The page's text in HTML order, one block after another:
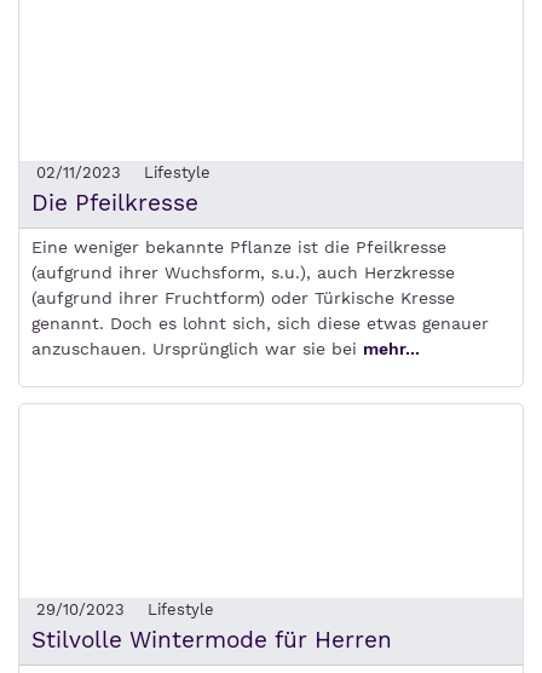
02/11/2023 Lifestyle
Die Pfeilkresse
Eine weniger bekannte Pflanze ist die Pfeilkresse
(aufgrund ihrer Wuchsform, s.u.), auch Herzkresse
(aufgrund ihrer Fruchtform) oder Türkische Kresse
genannt. Doch es lohnt sich, sich diese etwas genauer
anzuschauen. Ursprünglich war sie bei mehr...
29/10/2023 Lifestyle
Stilvolle Wintermode für Herren